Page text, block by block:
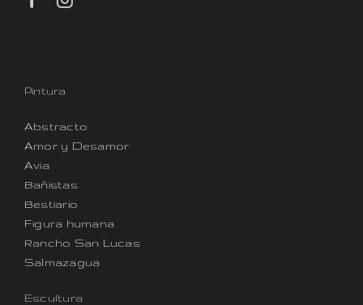
Pintura
Abstracto
Amor y Desamor
Avia
Bañistas
Bestiario
Figura humana
Rancho San Lucas
Salmazagua
Escultura